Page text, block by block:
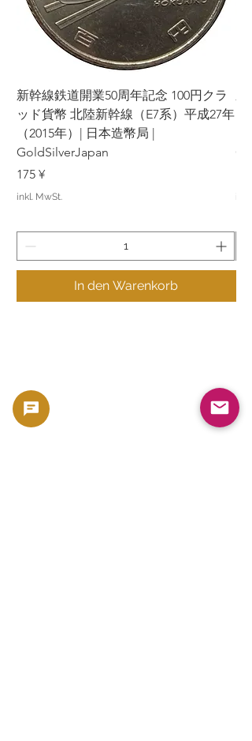
Konditionen und treffen Sie Ihre
Entscheidung.
Wir danken Ihnen für Ihr Verständnis
und Ihre Mitarbeit. Ihre Zufriedenheit
hat für uns oberste Priorität und wir
werden unser Bestes tun, um Ihnen ein
angenehmes Einkaufserlebnis zu
bieten.
新幹線鉄道開業50周年記念 100円クラ
ッド貨幣 北陸新幹線（E7系）平成27年
（2015年）| 日本造幣局 |
GoldSilverJapan
Preis
175 ¥
inkl. MwSt.
In den Warenkorb